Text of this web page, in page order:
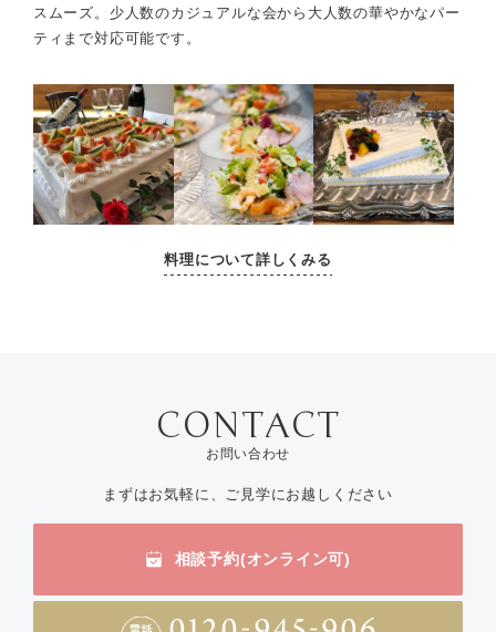
スムーズ。少人数のカジュアルな会から大人数の華やかなパー
ティまで対応可能です。
料理について詳しくみる
お問い合わせ
まずはお気軽に、ご見学にお越しください
相談予約(オンライン可)